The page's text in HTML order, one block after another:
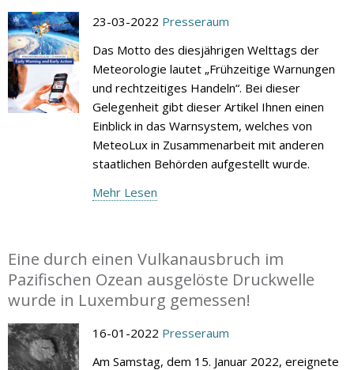
23-03-2022 Presseraum
Das Motto des diesjährigen Welttags der
Meteorologie lautet „Frühzeitige Warnungen
und rechtzeitiges Handeln“. Bei dieser
Gelegenheit gibt dieser Artikel Ihnen einen
Einblick in das Warnsystem, welches von
MeteoLux in Zusammenarbeit mit anderen
staatlichen Behörden aufgestellt wurde.
Mehr Lesen
Eine durch einen Vulkanausbruch im
Pazifischen Ozean ausgelöste Druckwelle
wurde in Luxemburg gemessen!
16-01-2022 Presseraum
Am Samstag, dem 15. Januar 2022, ereignete